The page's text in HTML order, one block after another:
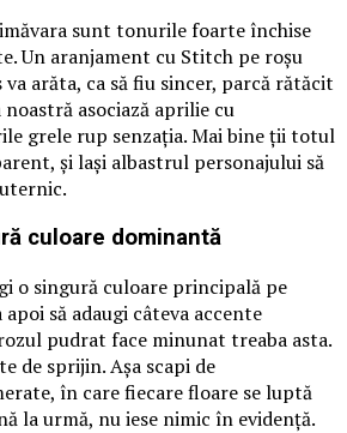
sunt tonurile foarte închise
Un aranjament cu Stitch pe roșu
arăta, ca să fiu sincer, parcă rătăcit
asociază aprilie cu
grele rup senzația. Mai bine ții totul
și lași albastrul personajului să
culoare dominantă
o singură culoare principală pe
să adaugi câteva accente
pudrat face minunat treaba asta.
de sprijin. Așa scapi de
în care fiecare floare se luptă
la urmă, nu iese nimic în evidență.